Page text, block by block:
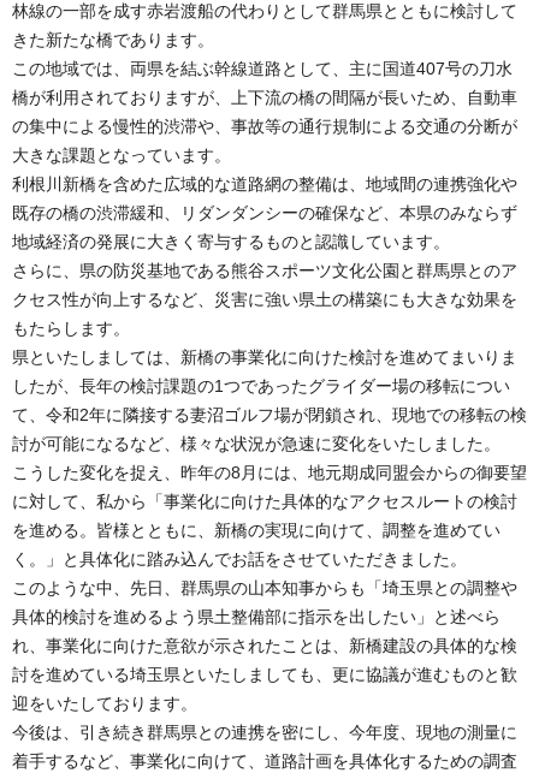
林線の一部を成す赤岩渡船の代わりとして群馬県とともに検討して
きた新たな橋であります。
この地域では、両県を結ぶ幹線道路として、主に国道407号の刀水
橋が利用されておりますが、上下流の橋の間隔が長いため、自動車
の集中による慢性的渋滞や、事故等の通行規制による交通の分断が
大きな課題となっています。
利根川新橋を含めた広域的な道路網の整備は、地域間の連携強化や
既存の橋の渋滞緩和、リダンダンシーの確保など、本県のみならず
地域経済の発展に大きく寄与するものと認識しています。
さらに、県の防災基地である熊谷スポーツ文化公園と群馬県とのア
クセス性が向上するなど、災害に強い県土の構築にも大きな効果を
もたらします。
県といたしましては、新橋の事業化に向けた検討を進めてまいりま
したが、長年の検討課題の1つであったグライダー場の移転につい
て、令和2年に隣接する妻沼ゴルフ場が閉鎖され、現地での移転の検
討が可能になるなど、様々な状況が急速に変化をいたしました。
こうした変化を捉え、昨年の8月には、地元期成同盟会からの御要望
に対して、私から「事業化に向けた具体的なアクセスルートの検討
を進める。皆様とともに、新橋の実現に向けて、調整を進めてい
く。」と具体化に踏み込んでお話をさせていただきました。
このような中、先日、群馬県の山本知事からも「埼玉県との調整や
具体的検討を進めるよう県土整備部に指示を出したい」と述べら
れ、事業化に向けた意欲が示されたことは、新橋建設の具体的な検
討を進めている埼玉県といたしましても、更に協議が進むものと歓
迎をいたしております。
今後は、引き続き群馬県との連携を密にし、今年度、現地の測量に
着手するなど、事業化に向けて、道路計画を具体化するための調査